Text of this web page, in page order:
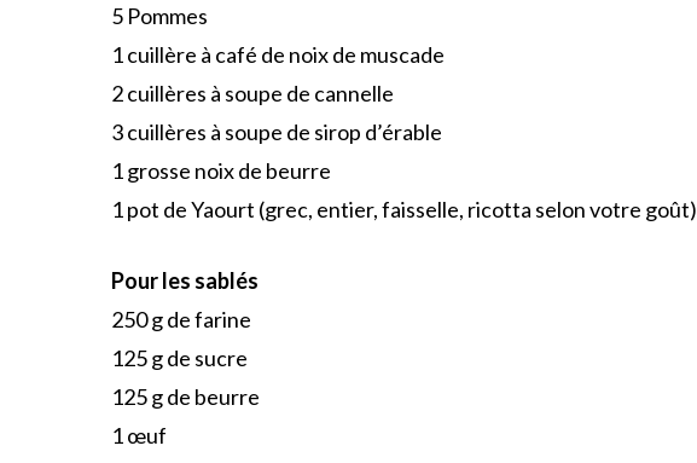
5 Pommes
1 cuillère à café de noix de muscade
2 cuillères à soupe de cannelle
3 cuillères à soupe de sirop d’érable
1 grosse noix de beurre
1 pot de Yaourt (grec, entier, faisselle, ricotta selon votre goût)
Pour les sablés
250 g de farine
125 g de sucre
125 g de beurre
1 œuf